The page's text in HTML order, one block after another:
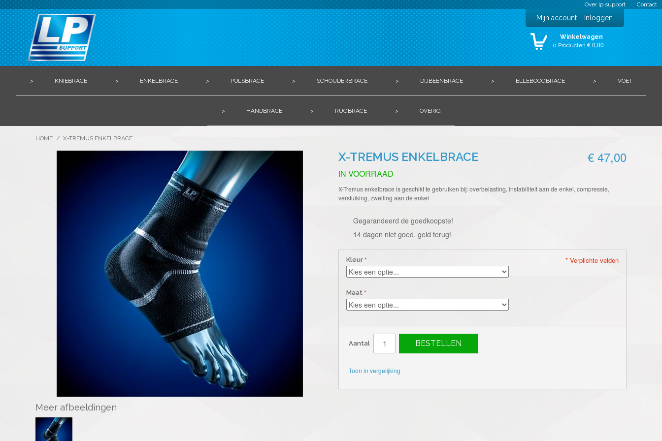
Over lp support Contact
Mijn account Inloggen
Winkelwagen
0 Producten € 0,00
> KNIEBRACE > ENKELBRACE > POLSBRACE > SCHOUDERBRACE > DIJBEENBRACE > ELLEBOOGBRACE > VOET
> HANDBRACE > RUGBRACE > OVERIG
HOME / X-TREMUS ENKELBRACE
Meer afbeeldingen
X-TREMUS ENKELBRACE € 47,00
IN VOORRAAD
X-Tremus enkelbrace is geschikt te gebruiken bij: overbelasting, instabiliteit aan de enkel, compressie,
verstuiking, zwelling aan de enkel
Gegarandeerd de goedkoopste!
14 dagen niet goed, geld terug!
Kleur
Maat
* Verplichte velden
Aantal BESTELLEN
Toon in vergelijking